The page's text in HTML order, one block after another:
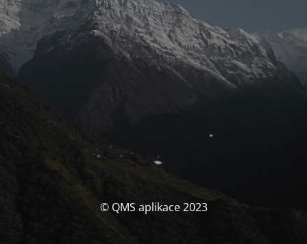
© QMS aplikace 2023